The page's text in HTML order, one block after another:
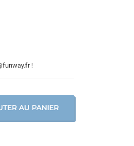
!
AU PANIER